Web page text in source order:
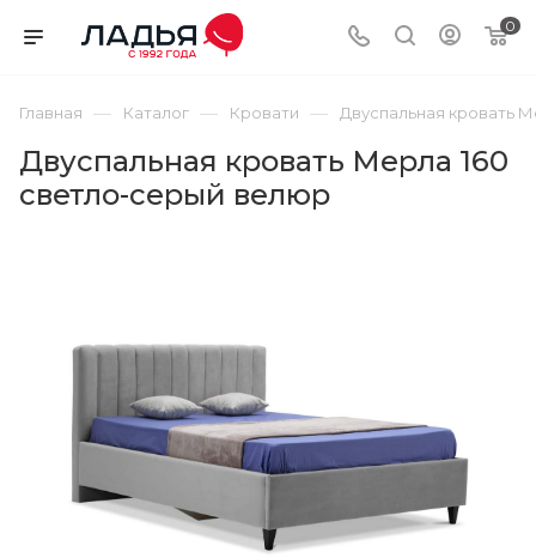
0
Главная — Каталог — Кровати — Двуспальная кровать
Двуспальная кровать Мерла 160
светло-серый велюр